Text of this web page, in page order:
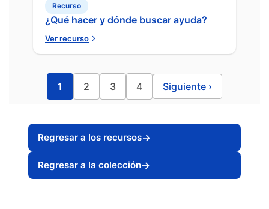
Recurso
¿Qué hacer y dónde buscar ayuda?
Ver recurso
1 2 3 4 Siguiente ›
Regresar a los recursos→
Regresar a la colección→